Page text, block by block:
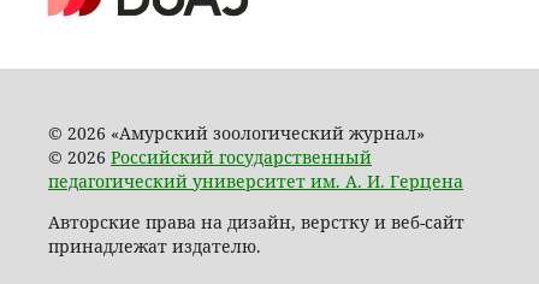
© 2026 «Амурский зоологический журнал»
© 2026 Российский государственный
педагогический университет им. А. И. Герцена
Авторские права на дизайн, верстку и веб-сайт
принадлежат издателю.